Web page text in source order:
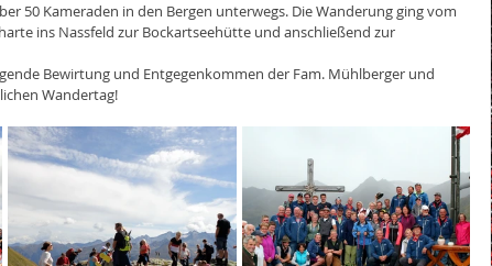
50 Kameraden in den Bergen unterwegs. Die Wanderung ging vom
ins Nassfeld zur Bockartseehütte und anschließend zur
Bewirtung und Entgegenkommen der Fam. Mühlberger und
Wandertag!